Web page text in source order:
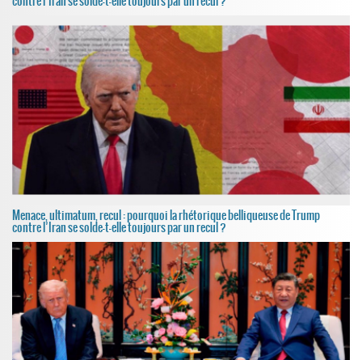
Menace, ultimatum, recul : pourquoi la rhétorique belliqueuse de Trump
contre l’Iran se solde-t-elle toujours par un recul ?